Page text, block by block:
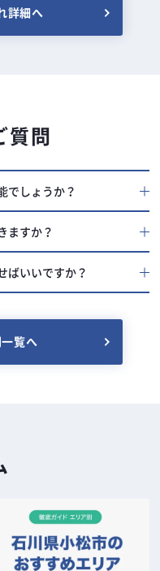
詳細へ
質問
でしょうか？
ますか？
ばいいですか？
覧へ